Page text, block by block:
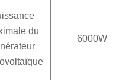
du
6000W